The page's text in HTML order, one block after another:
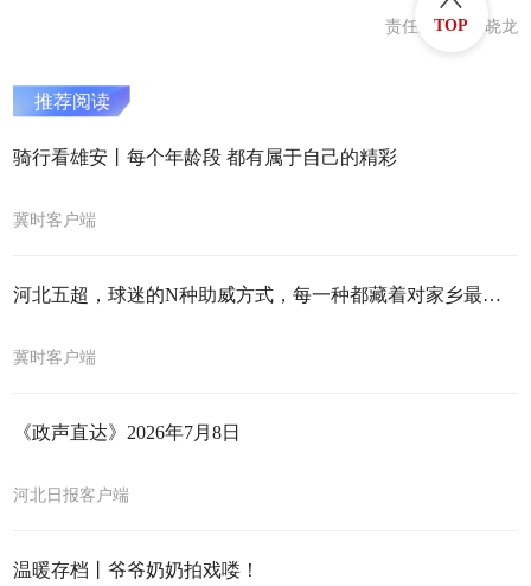
责任编辑：庞晓龙
推荐阅读
骑行看雄安丨每个年龄段 都有属于自己的精彩
冀时客户端
河北五超，球迷的N种助威方式，每一种都藏着对家乡最深的爱！#河北五超 #河北五超推荐官
冀时客户端
《政声直达》2026年7月8日
河北日报客户端
温暖存档丨爷爷奶奶拍戏喽！
TOP